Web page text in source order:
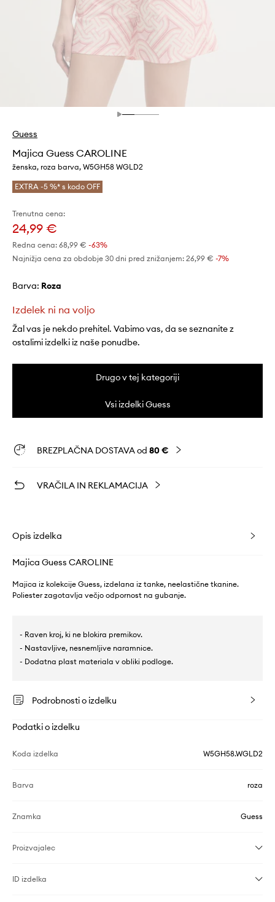
Guess
Majica Guess CAROLINE
ženska, roza barva, W5GH58 WGLD2
EXTRA -5 %* s kodo OFF
Trenutna cena:
24,99 €
Redna cena: 68,99 € -63%
Najnižja cena za obdobje 30 dni pred znižanjem: 26,99 € -7%
Barva: roza
Izdelek ni na voljo
Žal vas je nekdo prehitel. Vabimo vas, da se seznanite z
ostalimi izdelki iz naše ponudbe.
Drugo v tej kategoriji
Vsi izdelki Guess
BREZPLAČNA DOSTAVA od 80 €
VRAČILA IN REKLAMACIJA
Opis izdelka
Majica Guess CAROLINE
Majica iz kolekcije Guess, izdelana iz tanke, neelastične tkanine.
Poliester zagotavlja večjo odpornost na gubanje.
- Raven kroj, ki ne blokira premikov.
- Nastavljive, nesnemljive naramnice.
- Dodatna plast materiala v obliki podloge.
Podrobnosti o izdelku
Podatki o izdelku
Koda izdelka W5GH58.WGLD2
Barva roza
Znamka Guess
Proizvajalec
ID izdelka